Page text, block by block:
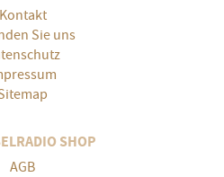
Kontakt
Sie uns
SHOP
AGB